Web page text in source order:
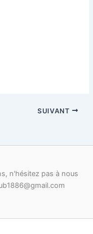
SUIVANT
n'hésitez pas à nous